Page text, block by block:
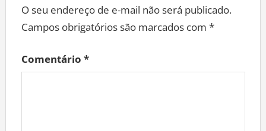
O seu endereço de e-mail não será publicado.
Campos obrigatórios são marcados com *
Comentário *